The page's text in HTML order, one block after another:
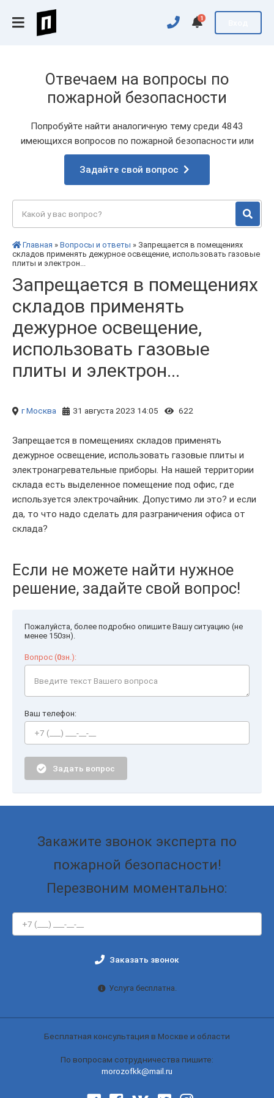
1
Отвечаем на вопросы по
пожарной безопасности
Попробуйте найти аналогичную тему среди 4843
имеющихся вопросов по пожарной безопасности или
Задайте свой вопрос
Главная » Вопросы и ответы » Запрещается в помещениях
складов применять дежурное освещение, использовать газовые
плиты и электрон...
Запрещается в помещениях
складов применять
дежурное освещение,
использовать газовые
плиты и электрон...
г Москва 31 августа 2023 14:05 622
Запрещается в помещениях складов применять
дежурное освещение, использовать газовые плиты и
электронагревательные приборы. На нашей территории
склада есть выделенное помещение под офис, где
используется электрочайник. Допустимо ли это? и если
да, то что надо сделать для разграничения офиса от
склада?
Если не можете найти нужное
решение, задайте свой вопрос!
Пожалуйста, более подробно опишите Вашу ситуацию (не
менее 150зн).
Вопрос (0зн.):
Ваш телефон:
Задать вопрос
Закажите звонок эксперта по
пожарной безопасности!
Перезвоним моментально:
Заказать звонок
Услуга бесплатна.
Бесплатная консультация в Москве и области
По вопросам сотрудничества пишите:
morozofkk@mail.ru